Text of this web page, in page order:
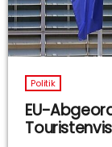
Politik
EU-